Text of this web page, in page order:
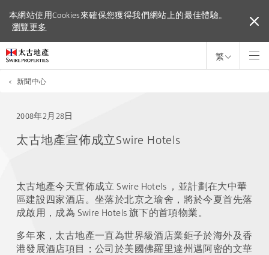
本網站使用Cookies來確保您獲得我們網站上的最佳體驗。
瀏覽更多
本網站使用Cookies來確保您獲得我們網站上的最佳體驗。
瀏覽更多
繁
< 新聞中心
2008年2月28日
太古地產宣佈成立Swire Hotels
太古地產今天宣佈成立 Swire Hotels ，並計劃在大中華
區建設四家酒店。坐落於北京之瑜舍，將於今夏首先落
成啟用，成為 Swire Hotels 旗下的首項物業。
多年來，太古地產一直為世界級酒店業鉅子於海外及香
港發展酒店項目；公司於美國佛羅里達州邁阿密的文華